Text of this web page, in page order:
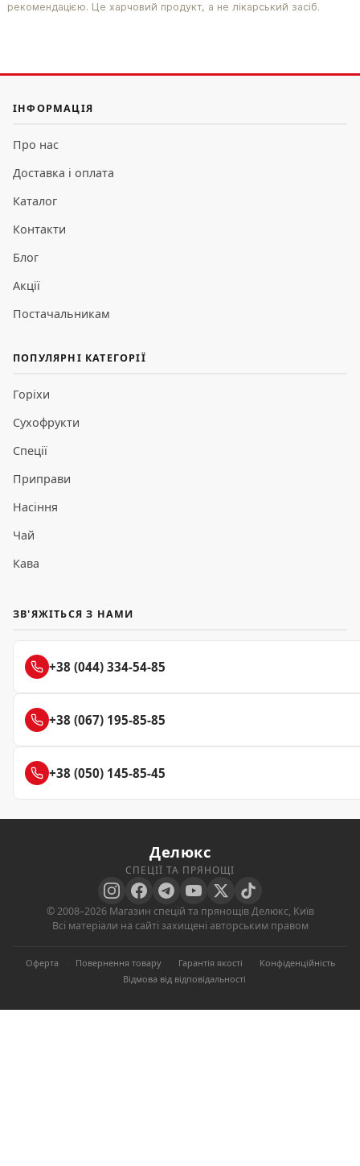
рекомендацією. Це харчовий продукт, а не лікарський засіб.
ІНФОРМАЦІЯ
Про нас
Доставка і оплата
Каталог
Контакти
Блог
Акції
Постачальникам
ПОПУЛЯРНІ КАТЕГОРІЇ
Горіхи
Сухофрукти
Спеції
Приправи
Насіння
Чай
Кава
ЗВ'ЯЖІТЬСЯ З НАМИ
+38 (044) 334-54-85
+38 (067) 195-85-85
+38 (050) 145-85-45
Делюкс
СПЕЦІЇ ТА ПРЯНОЩІ
© 2008–2026 Магазин спецій та прянощів Делюкс, Київ
Всі матеріали на сайті захищені авторським правом
Оферта Повернення товару Гарантія якості
Конфіденційність
Відмова від відповідальності